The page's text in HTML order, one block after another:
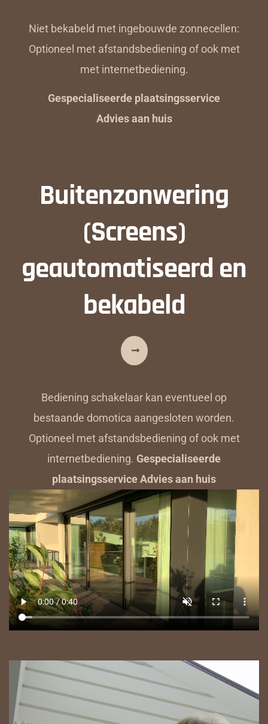
Niet bekabeld met ingebouwde zonnecellen:
Optioneel met afstandsbediening of ook met
met internetbediening.
Gespecialiseerde plaatsingsservice
Advies aan huis
Buitenzonwering
(Screens)
geautomatiseerd en
bekabeld
Bediening schakelaar kan eventueel op
bestaande domotica aangesloten worden.
Optioneel met afstandsbediening of ook met
internetbediening. Gespecialiseerde
plaatsingsservice Advies aan huis